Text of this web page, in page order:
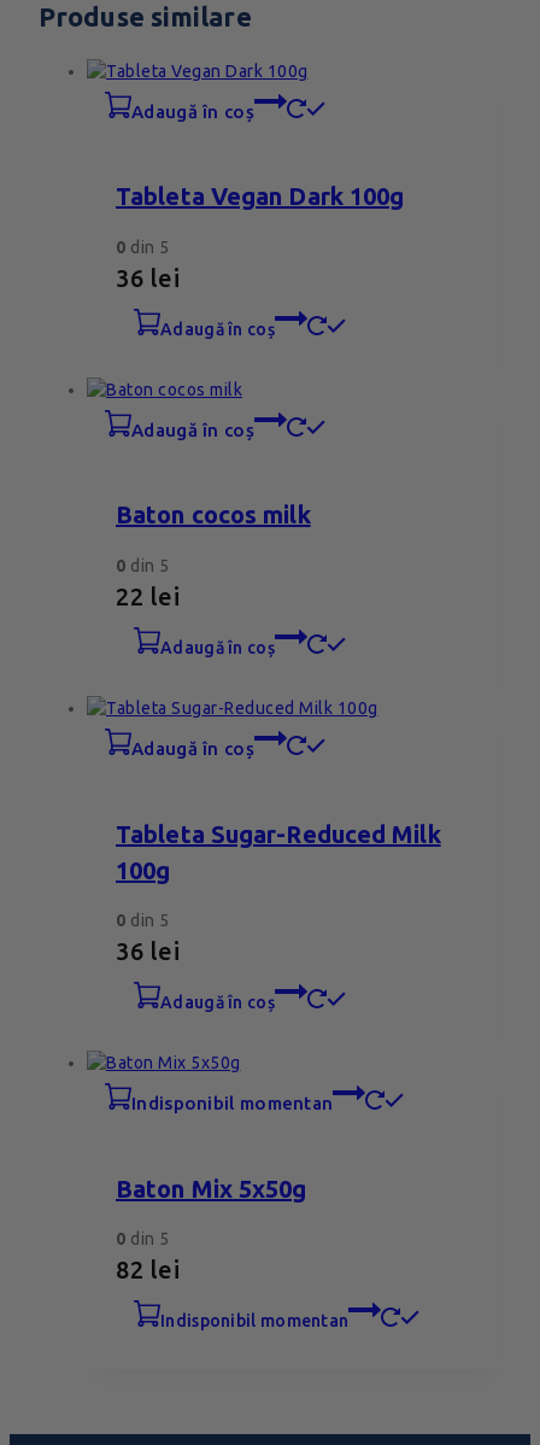
Produse similare
adaugă în coș
Tableta Vegan Dark 100g
0 din 5
36 lei
adaugă în coș
adaugă în coș
Baton cocos milk
0 din 5
22 lei
adaugă în coș
adaugă în coș
Tableta Sugar-Reduced Milk
100g
0 din 5
36 lei
adaugă în coș
indisponibil momentan
Baton Mix 5x50g
0 din 5
82 lei
indisponibil momentan